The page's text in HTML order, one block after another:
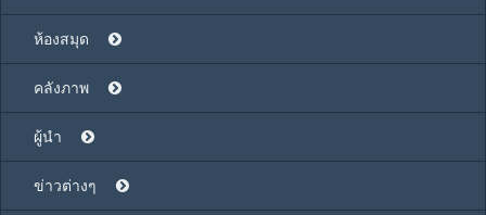
ห้องสมุด
คลังภาพ
ผู้นำ
ข่าวต่างๆ